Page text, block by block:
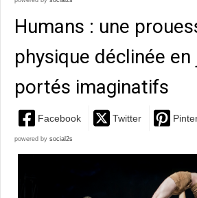
Humans : une
physique déclinée
portés imaginatifs
Facebook Twitter
powered by social2s